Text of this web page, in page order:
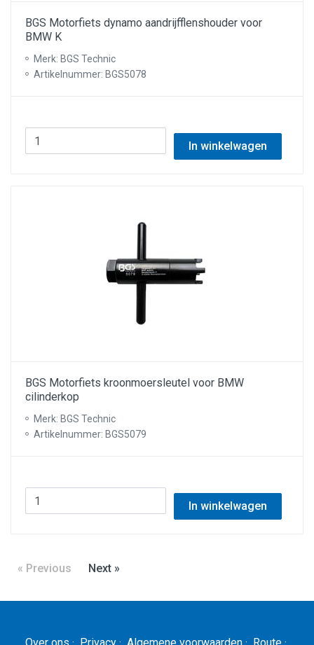
BGS Motorfiets dynamo aandrijfflenshouder voor
BMW K
Merk: BGS Technic
Artikelnummer: BGS5078
In winkelwagen
BGS Motorfiets kroonmoersleutel voor BMW
cilinderkop
Merk: BGS Technic
Artikelnummer: BGS5079
In winkelwagen
« Previous Next »